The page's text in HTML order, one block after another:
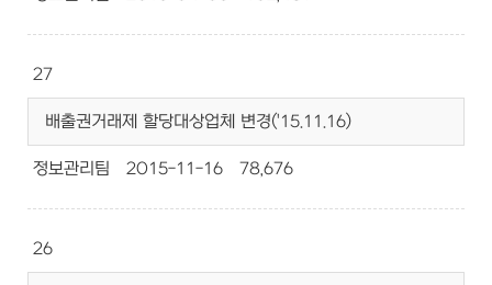
27
배출권거래제 할당대상업체 변경('15.11.16)
정보관리팀 2015-11-16 78,676
26